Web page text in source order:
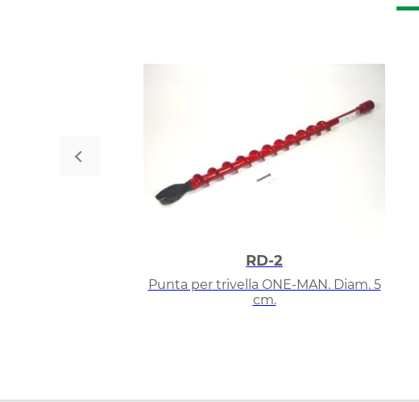
RD-2
Punta per trivella ONE-MAN. Diam. 5
cm.